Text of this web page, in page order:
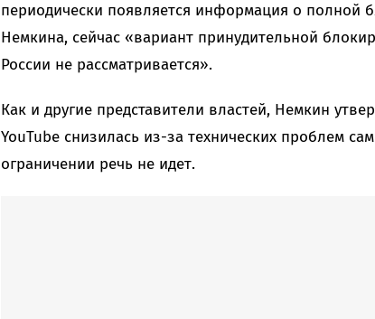
периодически появляется информация о полной
Немкина, сейчас «вариант принудительной
России не рассматривается».
Как и другие представители властей, Немкин
YouTube снизилась из-за технических проблем
ограничении речь не идет.